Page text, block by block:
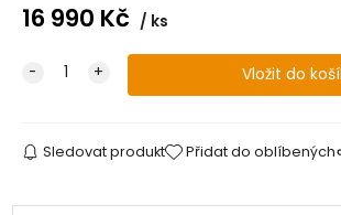
16 990 Kč ks
Sledovat produkt Přidat do oblíbených